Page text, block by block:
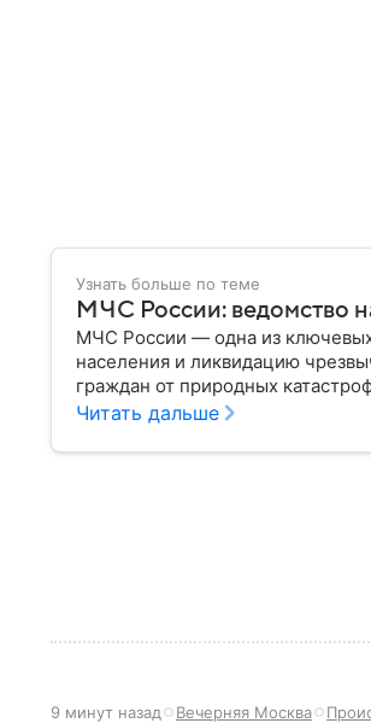
Узнать больше по теме
МЧС России: ведомство
МЧС России — одна из ключевых
населения и ликвидацию
граждан от природных
разбираем, что представляет
Читать дальше
9 минут назад Вечерняя Москва